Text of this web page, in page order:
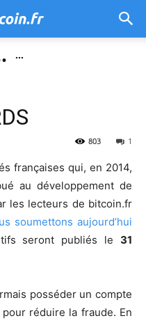
...
1
803
françaises qui, en 2014,
au développement de
les lecteurs de bitcoin.fr
soumettons aujourd’hui
seront publiés le 31
posséder un compte
réduire la fraude. En